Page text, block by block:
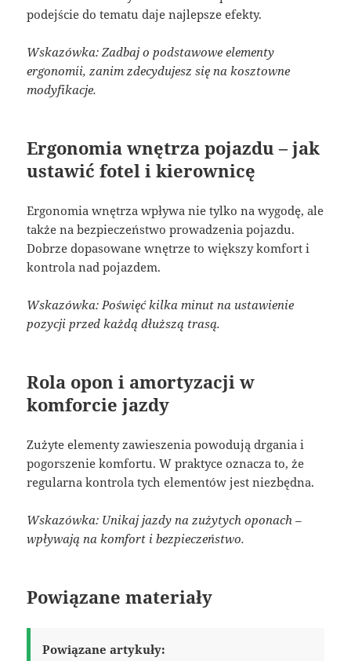
podejście do tematu daje najlepsze efekty.
Wskazówka: Zadbaj o podstawowe elementy
ergonomii, zanim zdecydujesz się na kosztowne
modyfikacje.
Ergonomia wnętrza pojazdu – jak
ustawić fotel i kierownicę
Ergonomia wnętrza wpływa nie tylko na wygodę, ale
także na bezpieczeństwo prowadzenia pojazdu.
Dobrze dopasowane wnętrze to większy komfort i
kontrola nad pojazdem.
Wskazówka: Poświęć kilka minut na ustawienie
pozycji przed każdą dłuższą trasą.
Rola opon i amortyzacji w
komforcie jazdy
Zużyte elementy zawieszenia powodują drgania i
pogorszenie komfortu. W praktyce oznacza to, że
regularna kontrola tych elementów jest niezbędna.
Wskazówka: Unikaj jazdy na zużytych oponach –
wpływają na komfort i bezpieczeństwo.
Powiązane materiały
Powiązane artykuły: